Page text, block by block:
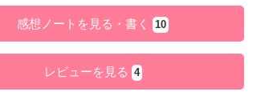
感想ノートを見る・書く 10
レビューを見る 4